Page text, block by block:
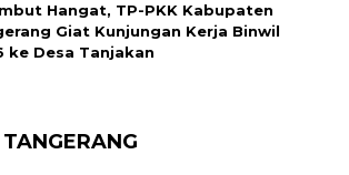
Hangat, TP-PKK Kabupaten
Giat Kunjungan Kerja Binwil
ke Desa Tanjakan